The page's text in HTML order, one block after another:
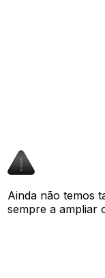
Ainda não temos
sempre a ampliar